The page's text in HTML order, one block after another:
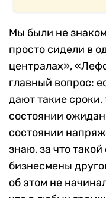
Мы были не
просто сидели в
централах»,
главный вопрос:
дают такие сроки,
состоянии
состоянии
знаю, за что
бизнесмены
об этом не